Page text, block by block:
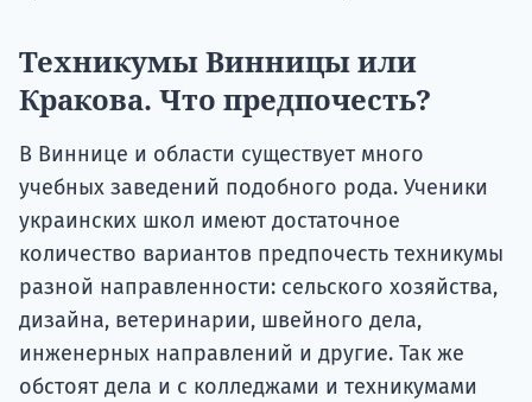
Техникумы Винницы или
Кракова. Что предпочесть?
В Виннице и области существует много
учебных заведений подобного рода. Ученики
украинских школ имеют достаточное
количество вариантов предпочесть техникумы
разной направленности: сельского хозяйства,
дизайна, ветеринарии, швейного дела,
инженерных направлений и другие. Так же
обстоят дела и с колледжами и техникумами